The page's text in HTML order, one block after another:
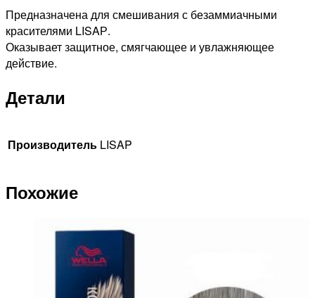
Предназначена для смешивания с безаммиачными
красителями LISAР.
Оказывает защитное, смягчающее и увлажняющее
действие.
Детали
Производитель LISAP
Похожие